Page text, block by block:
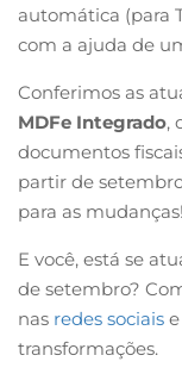
automática (para
com a ajuda de
Conferimos as
MDFe Integrado,
documentos
partir de
para as mudanças!
E você, está se
de setembro?
nas redes sociais
transformações.